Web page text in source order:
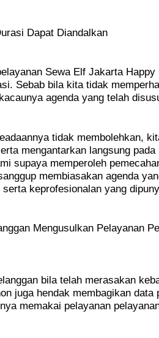
Dapat Diandalkan
Sewa Elf Jakarta
Sebab bila kita tidak
agenda yang telah
tidak membolehkan,
mengantarkan langsung
supaya memperoleh
membiasakan agenda
serta keprofesionalan yang
Mengusulkan Pelayanan
bila telah merasakan
juga hendak membagikan data
memakai pelayanan